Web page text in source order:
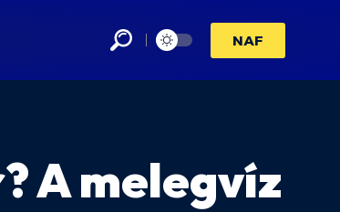
NAF
A melegvíz